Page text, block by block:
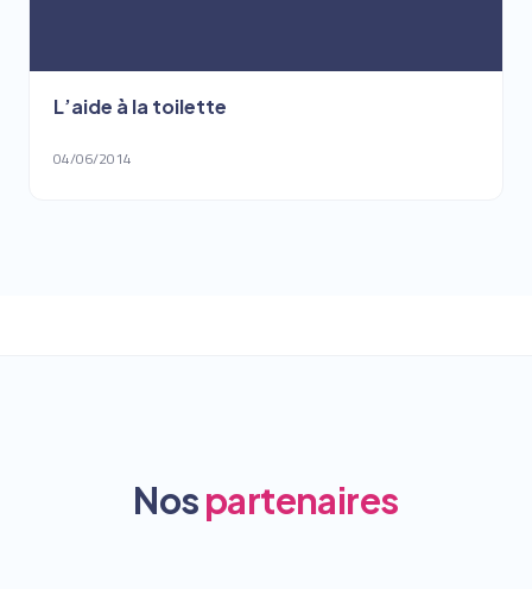
L’aide à la toilette
04/06/2014
Nospartenaires